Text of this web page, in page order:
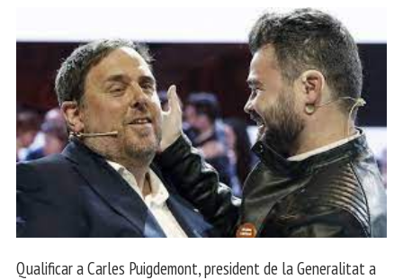
Qualificar a Carles Puigdemont, president de la Generalitat a